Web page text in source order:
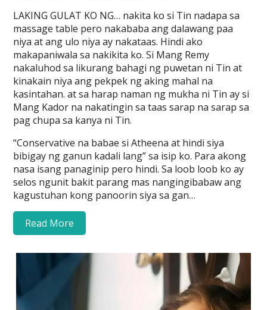
LAKING GULAT KO NG… nakita ko si Tin nadapa sa
massage table pero nakababa ang dalawang paa
niya at ang ulo niya ay nakataas. Hindi ako
makapaniwala sa nakikita ko. Si Mang Remy
nakaluhod sa likurang bahagi ng puwetan ni Tin at
kinakain niya ang pekpek ng aking mahal na
kasintahan. at sa harap naman ng mukha ni Tin ay si
Mang Kador na nakatingin sa taas sarap na sarap sa
pag chupa sa kanya ni Tin.
“Conservative na babae si Atheena at hindi siya
bibigay ng ganun kadali lang” sa isip ko. Para akong
nasa isang panaginip pero hindi. Sa loob loob ko ay
selos ngunit bakit parang mas nangingibabaw ang
kagustuhan kong panoorin siya sa gan…
Read More